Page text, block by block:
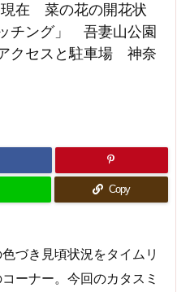
現在 菜の花の開花状
ング」 吾妻山公園
クセスと駐車場 神奈
Copy
づき見頃状況をタイムリ
ーナー。今回のカタスミ